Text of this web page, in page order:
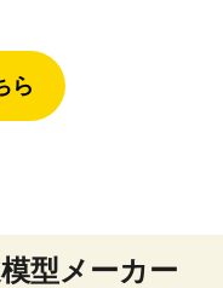
ら
型メーカー